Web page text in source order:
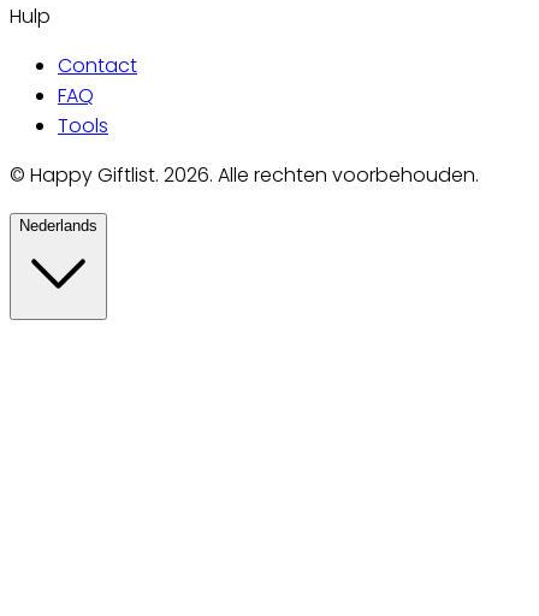
Hulp
Contact
FAQ
Tools
© Happy Giftlist. 2026. Alle rechten voorbehouden.
Nederlands